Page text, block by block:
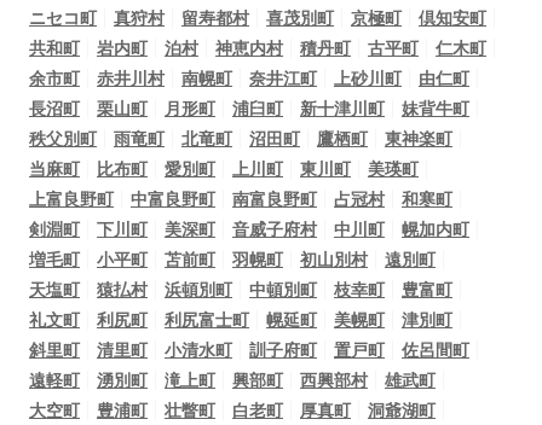
ニセコ町
真狩村 留寿都村 喜茂別町 京極町
倶知安町
共和町
岩内町 泊村 神恵内村 積丹町 古平町
仁木町
余市町
赤井川村 南幌町 奈井江町 上砂川町
由仁町
長沼町
栗山町 月形町 浦臼町 新十津川町
妹背牛町
秩父別町
雨竜町 北竜町 沼田町 鷹栖町
東神楽町
当麻町
比布町 愛別町 上川町 東川町
美瑛町
上富良野町
中富良野町 南富良野町 占冠村
和寒町
剣淵町
下川町 美深町 音威子府村 中川町
幌加内町
増毛町
小平町 苫前町 羽幌町 初山別村
遠別町
天塩町
猿払村 浜頓別町 中頓別町 枝幸町
豊富町
礼文町
利尻町 利尻富士町 幌延町 美幌町
津別町
斜里町
清里町 小清水町 訓子府町 置戸町
佐呂間町
遠軽町
湧別町 滝上町 興部町 西興部村
雄武町
大空町
豊浦町 壮瞥町 白老町 厚真町
洞爺湖町